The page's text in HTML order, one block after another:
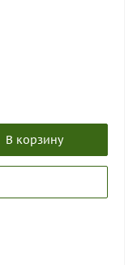
В корзину